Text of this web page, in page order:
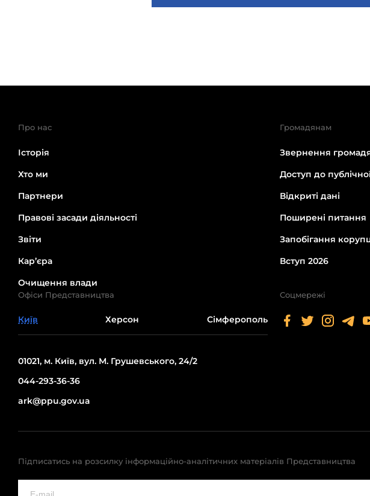
Про нас
Історія
Хто ми
Партнери
Правові засади діяльності
Звіти
Кар’єра
Очищення влади
Громадянам
Звернення
Доступ до
Відкриті дані
Поширені питання
Запобігання
Вступ 2026
Офіси Представництва
Київ Херсон Сімферополь
01021, м. Київ, вул. М. Грушевського, 24/2
044-293-36-36
ark@ppu.gov.ua
Соцмережі
Підписатись на розсилку інформаційно-аналітичних матеріалів Представництва